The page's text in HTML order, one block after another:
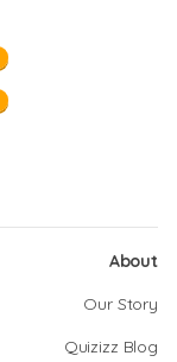
About
Our Story
Quizizz Blog